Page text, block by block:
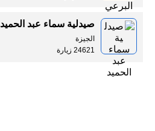
صيدلية سماء عبد الحميد
الجيزة
24621 زيارة